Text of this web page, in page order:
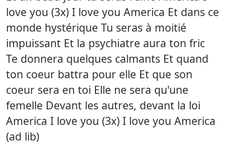
love you (3x) I love you America Et dans ce
monde hystérique Tu seras à moitié
impuissant Et la psychiatre aura ton fric
Te donnera quelques calmants Et quand
ton coeur battra pour elle Et que son
coeur sera en toi Elle ne sera qu'une
femelle Devant les autres, devant la loi
America I love you (3x) I love you America
(ad lib)